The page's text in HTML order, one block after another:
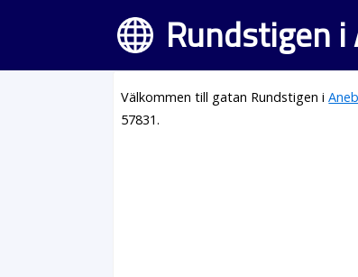
Rundstigen i
Välkommen till gatan Rundstigen i
57831.